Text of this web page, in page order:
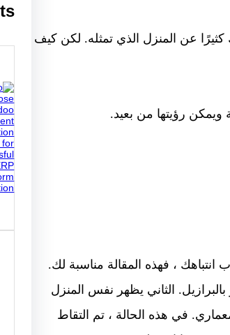
عن المنزل الذي تمثله. لكن كيف
ويمكن رؤيتها من بعيد.
، فهذه المقالة مناسبة لك.
الثاني يظهر نفس المنزل
في هذه الحالة ، تم التقاط